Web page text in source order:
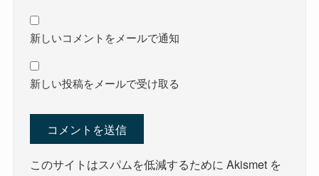
新しいコメントをメールで通知
新しい投稿をメールで受け取る
このサイトはスパムを低減するために Akismet を